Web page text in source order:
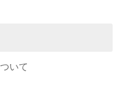
いて